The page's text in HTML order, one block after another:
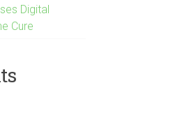
Digital
Cure